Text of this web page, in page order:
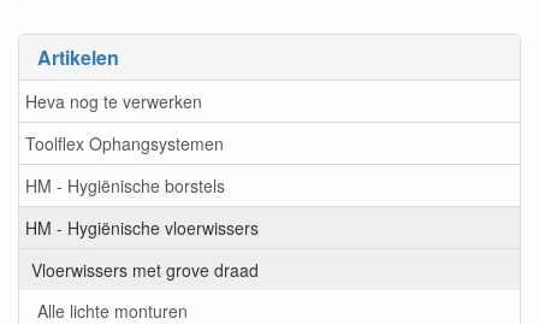
Artikelen
Heva nog te verwerken
Toolflex Ophangsystemen
HM - Hygiënische borstels
HM - Hygiënische vloerwissers
Vloerwissers met grove draad
Alle lichte monturen